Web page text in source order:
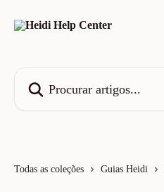
Todas as coleções Guias Heidi